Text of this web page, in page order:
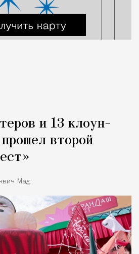
и 13 клоун-
второй
Mag